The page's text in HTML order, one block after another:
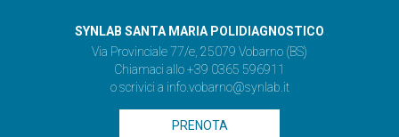
SYNLAB SANTA MARIA POLIDIAGNOSTICO
Via Provinciale 77/e, 25079 Vobarno (BS)
Chiamaci allo +39 0365 596911
o scrivici a info.vobarno@synlab.it
PRENOTA